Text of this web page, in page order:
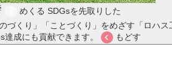
めくる SDGsを先取りした
づくり」「ことづくり」をめざす「ロハ
達成にも貢献できます。
もどす